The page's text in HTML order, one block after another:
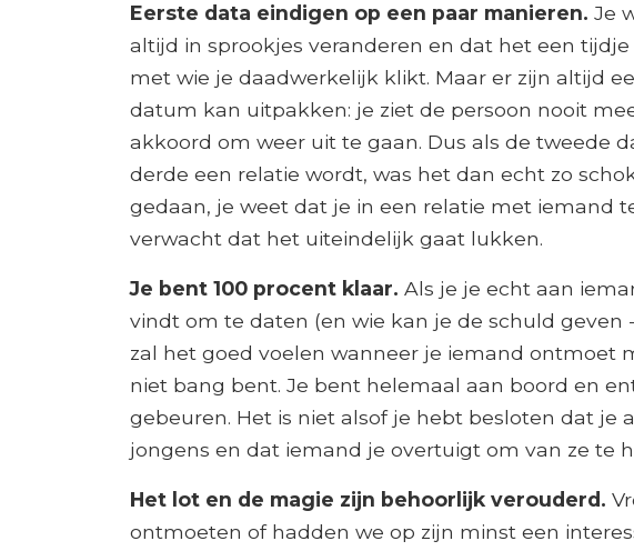
Eerste data eindigen op een paar manieren. Je
altijd in sprookjes veranderen en dat het een
met wie je daadwerkelijk klikt. Maar er zijn altijd
datum kan uitpakken: je ziet de persoon nooit
akkoord om weer uit te gaan. Dus als de tweede
derde een relatie wordt, was het dan echt zo
gedaan, je weet dat je in een relatie met iemand
verwacht dat het uiteindelijk gaat lukken.
Je bent 100 procent klaar. Als je je echt aan
vindt om te daten (en wie kan je de schuld geven
zal het goed voelen wanneer je iemand ontmoet
niet bang bent. Je bent helemaal aan boord en
gebeuren. Het is niet alsof je hebt besloten dat je
jongens en dat iemand je overtuigt om van ze te
Het lot en de magie zijn behoorlijk verouderd.
ontmoeten of hadden we op zijn minst een